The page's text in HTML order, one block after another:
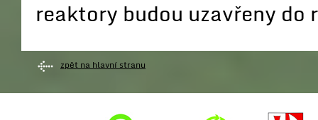
reaktory budou uzavřeny do
zpět na hlavní stranu